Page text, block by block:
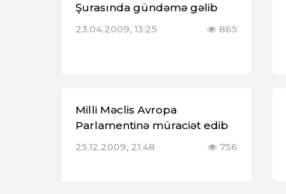
Şurasında gündəmə gəlib
23.04.2009, 13:25 865
Milli Məclis Avropa
Parlamentinə müraciət edib
25.12.2009, 21:48 756